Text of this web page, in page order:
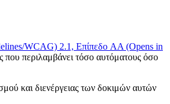
WCAG) 2.1, Επίπεδο AA (Opens in
που περιλαμβάνει τόσο αυτόματους όσο
και διενέργειας των δοκιμών αυτών